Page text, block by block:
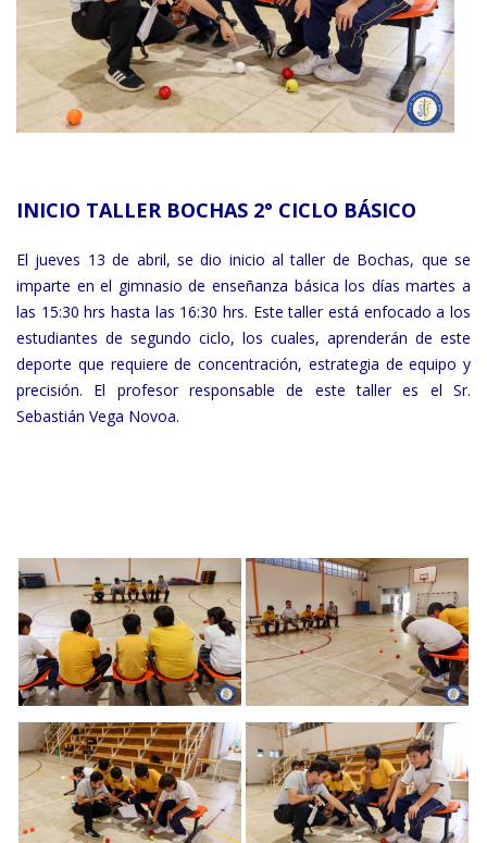
INICIO TALLER BOCHAS 2° CICLO BÁSICO
El jueves 13 de abril, se dio inicio al taller de Bochas, que se
imparte en el gimnasio de enseñanza básica los días martes a
las 15:30 hrs hasta las 16:30 hrs. Este taller está enfocado a los
estudiantes de segundo ciclo, los cuales, aprenderán de este
deporte que requiere de concentración, estrategia de equipo y
precisión. El profesor responsable de este taller es el Sr.
Sebastián Vega Novoa.